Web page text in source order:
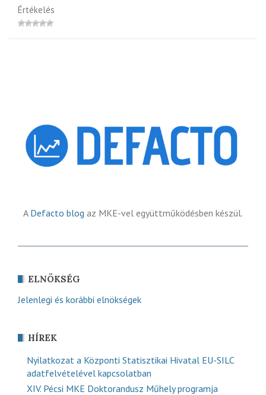
Értékelés
A Defacto blog az MKE-vel együttműködésben készül.
ELNÖKSÉG
Jelenlegi és korábbi elnökségek
HÍREK
Nyilatkozat a Központi Statisztikai Hivatal EU-SILC
adatfelvételével kapcsolatban
XIV. Pécsi MKE Doktorandusz Műhely programja